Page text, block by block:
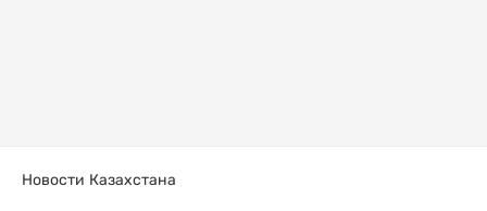
Новости Казахстана